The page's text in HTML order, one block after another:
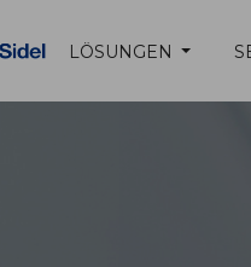
LÖSUNGEN